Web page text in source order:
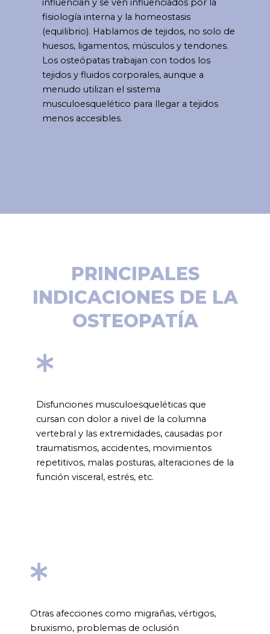
influencian y se ven influenciados por la
fisiología interna y la homeostasis
(equilibrio). Hablamos de tejidos, no solo de
huesos, ligamentos, músculos y tendones.
Los osteópatas trabajan con todos los
tejidos y fluidos corporales, aunque a
menudo utilizan el sistema
musculoesquelético para llegar a tejidos
menos accesibles.
PRINCIPALES
INDICACIONES DE LA
OSTEOPATÍA
Disfunciones musculoesqueléticas que
cursan con dolor a nivel de la columna
vertebral y las extremidades, causadas por
traumatismos, accidentes, movimientos
repetitivos, malas posturas, alteraciones de la
función visceral, estrés, etc.
Otras afecciones como migrañas, vértigos,
bruxismo, problemas de oclusión